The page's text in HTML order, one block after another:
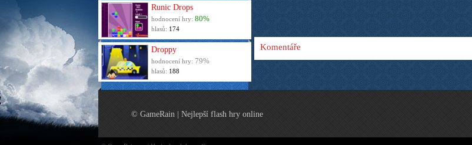
Runic Drops
hodnocení hry: 80%
hlasů: 174
Droppy
hodnocení hry: 79%
hlasů: 188
Komentáře
© GameRain | Nejlepší flash hry online